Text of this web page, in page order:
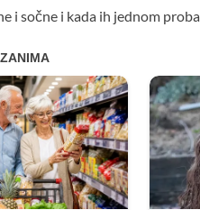
i sočne i kada ih jednom